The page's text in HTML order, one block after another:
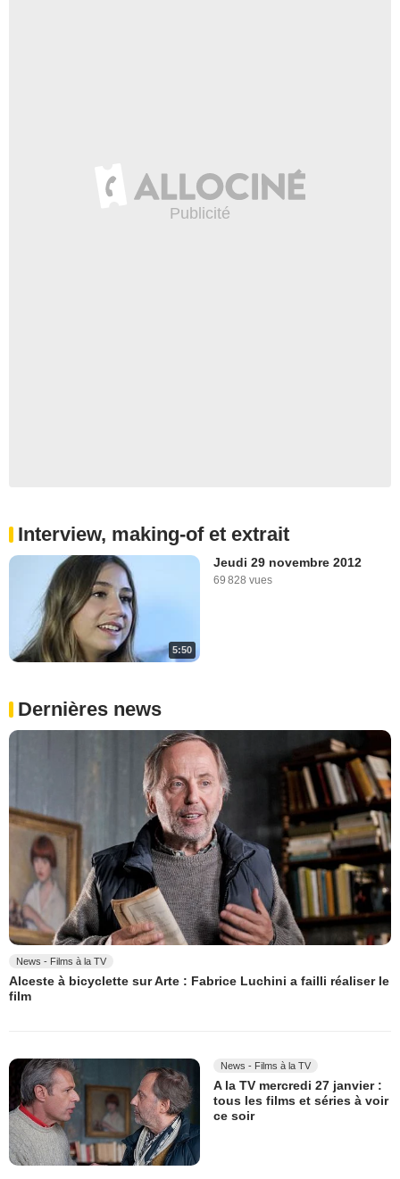
Interview, making-of et extrait
5:50
Jeudi 29 novembre 2012
69 828 vues
Dernières news
News - Films à la TV
Alceste à bicyclette sur Arte : Fabrice Luchini a failli réaliser le
film
News - Films à la TV
A la TV mercredi 27 janvier :
tous les films et séries à voir
ce soir